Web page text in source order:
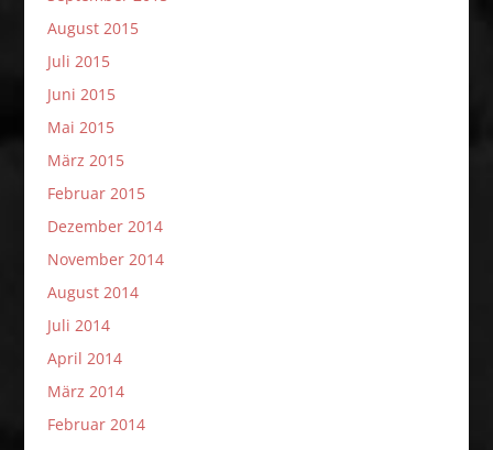
August 2015
Juli 2015
Juni 2015
Mai 2015
März 2015
Februar 2015
Dezember 2014
November 2014
August 2014
Juli 2014
April 2014
März 2014
Februar 2014